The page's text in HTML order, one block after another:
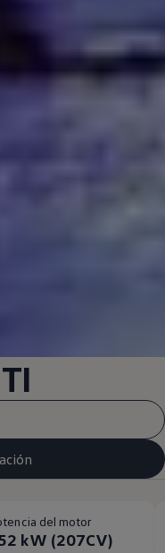
del motor
kW (207CV)